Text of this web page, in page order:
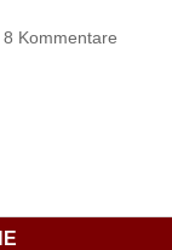
8 Kommentare